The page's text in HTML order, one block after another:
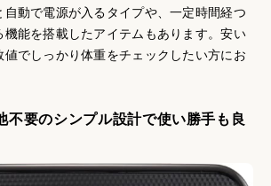
自動で電源が入るタイプや、一定時間経つ
機能を搭載したアイテムもあります。安い
でしっかり体重をチェックしたい方にお
不要のシンプル設計で使い勝手も良